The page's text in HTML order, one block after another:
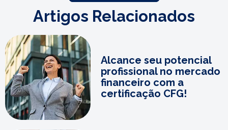
Artigos Relacionados
Alcance seu potencial
profissional no mercado
financeiro com a
certificação CFG!